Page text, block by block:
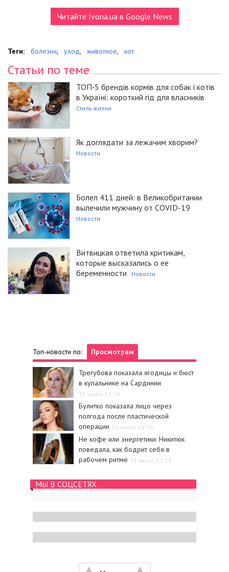
Читайте Ivona.ua в Google News
Теги: болезни, уход, животное, кот
Статьи по теме
ТОП‑5 брендів кормів для собак і котів
в Україні: короткий гід для власників
Стиль жизни
Як доглядати за лежачим хворим?
Новости
Болел 411 дней: в Великобритании
вылечили мужчину от COVID-19
Новости
Витвицкая ответила критикам,
которые высказались о ее
беременности
Новости
Топ-новости по: Просмотрам
Трегубова показала ягодицы и бюст
в купальнике на Сардинии
31 июля, 21:36
Булитко показала лицо через
полгода после пластической
операции 31 июля, 18:04
Не кофе или энергетики: Никитюк
поведала, как бодрит себя в
рабочем ритме 31 июля, 23:11
МЫ В СОЦСЕТЯХ